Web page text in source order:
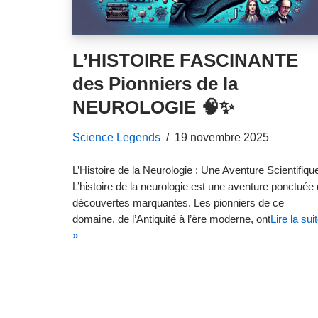
L’HISTOIRE FASCINANTE
des Pionniers de la
NEUROLOGIE 🧠✨
Science Legends 19 novembre 2025
L’Histoire de la Neurologie : Une Aventure
L’histoire de la neurologie est une aventure ponctuée
découvertes marquantes. Les pionniers de ce
domaine, de l’Antiquité à l’ère moderne, ontLire la
»